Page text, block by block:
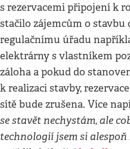
s rezervacemi připojení k
stačilo zájemcům o
regulačnímu úřadu
elektrárny s vlastníkem
záloha a pokud do
k realizaci stavby,
sítě bude zrušena. Více
se stavět nechystám, ale
technologií jsem si